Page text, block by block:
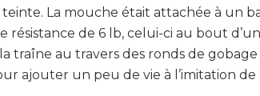
La mouche était attachée à un
résistance de 6 lb, celui-ci au bout
traîne au travers des ronds de
ajouter un peu de vie à l’imitation de